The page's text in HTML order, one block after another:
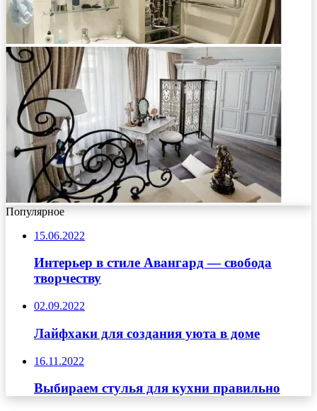
Популярное
15.06.2022
Интерьер в стиле Авангард — свобода
творчеству
02.09.2022
Лайфхаки для создания уюта в доме
16.11.2022
Выбираем стулья для кухни правильно